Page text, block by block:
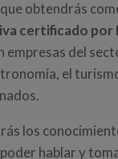
obtendrás
certificado por
empresas del
el
los
hablar y